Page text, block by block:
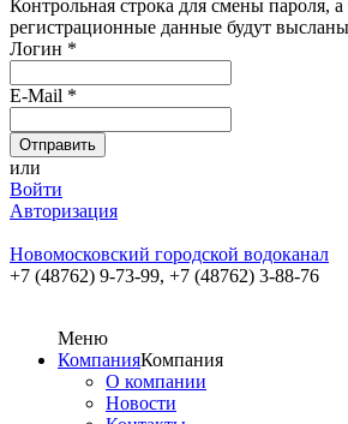
Контрольная строка для смены пароля,
регистрационные данные будут
Логин *
E-Mail *
или
Войти
Авторизация
Новомосковский городской водоканал
+7 (48762) 9-73-99, +7 (48762) 3-88-76
Меню
КомпанияКомпания
О компании
Новости